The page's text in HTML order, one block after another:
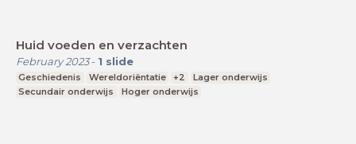
Huid voeden en verzachten
February 2023- 1 slide
Geschiedenis Wereldoriëntatie +2
Lager onderwijs
Secundair onderwijs
Hoger onderwijs